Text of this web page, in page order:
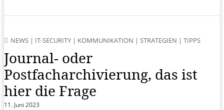
NEWS | IT-SECURITY | KOMMUNIKATION | STRATEGIEN | TIPPS
Journal- oder
Postfacharchivierung, das ist
hier die Frage
11. Juni 2023